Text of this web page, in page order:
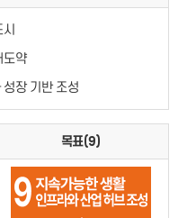
시
도약
장 기반 조성
목표(9)